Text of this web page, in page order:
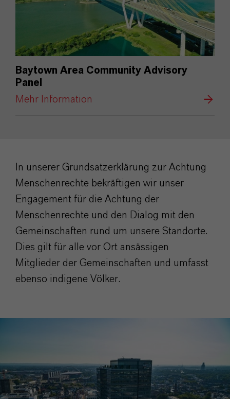
Baytown Area Community Advisory
Panel
Mehr Information
In unserer Grundsatzerklärung zur Achtung
Menschenrechte bekräftigen wir unser
Engagement für die Achtung der
Menschenrechte und den Dialog mit den
Gemeinschaften rund um unsere Standorte.
Dies gilt für alle vor Ort ansässigen
Mitglieder der Gemeinschaften und umfasst
ebenso indigene Völker.